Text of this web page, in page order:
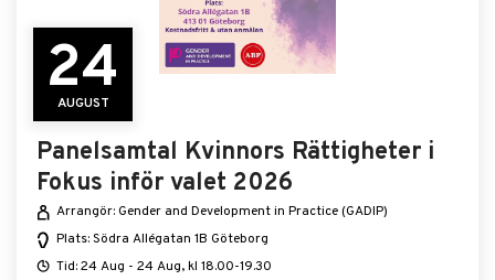
24
AUGUST
Panelsamtal Kvinnors Rättigheter i
Fokus inför valet 2026
Arrangör: Gender and Development in Practice (GADIP)
Plats: Södra Allégatan 1B Göteborg
Tid: 24 Aug - 24 Aug, kl 18.00-19.30